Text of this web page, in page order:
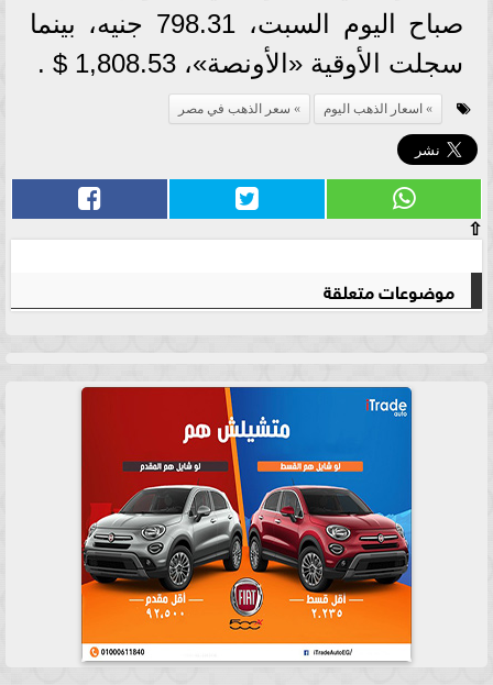
صباح اليوم السبت، 798.31 جنيه، بينما
سجلت الأوقية «الأونصة»، 1,808.53 $ .
اسعار الذهب اليوم سعر الذهب في مصر
⇧
موضوعات متعلقة